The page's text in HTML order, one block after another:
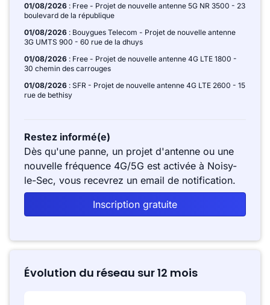
01/08/2026 : Free - Projet de nouvelle antenne 5G NR 3500 - 23
boulevard de la république
01/08/2026 : Bouygues Telecom - Projet de nouvelle antenne
3G UMTS 900 - 60 rue de la dhuys
01/08/2026 : Free - Projet de nouvelle antenne 4G LTE 1800 -
30 chemin des carrouges
01/08/2026 : SFR - Projet de nouvelle antenne 4G LTE 2600 - 15
rue de bethisy
Restez informé(e)
Dès qu'une panne, un projet d'antenne ou une
nouvelle fréquence 4G/5G est activée à Noisy-
le-Sec, vous recevrez un email de notification.
Inscription gratuite
Évolution du réseau sur 12 mois